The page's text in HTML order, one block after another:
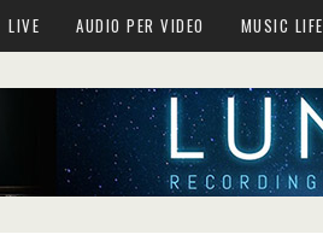
LIVE AUDIO PER VIDEO MUSIC LIFE